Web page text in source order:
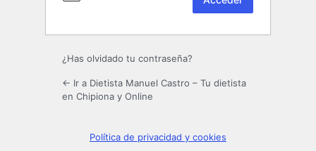
¿Has olvidado tu contraseña?
← Ir a Dietista Manuel Castro – Tu dietista
en Chipiona y Online
Política de privacidad y cookies